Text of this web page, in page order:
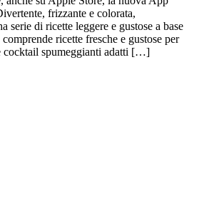
frizzante e colorata,
serie di ricette leggere e gustose a base
ricette fresche e gustose per
cocktail spumeggianti adatti […]